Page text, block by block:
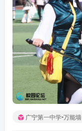
广宁第一中学•万能墙